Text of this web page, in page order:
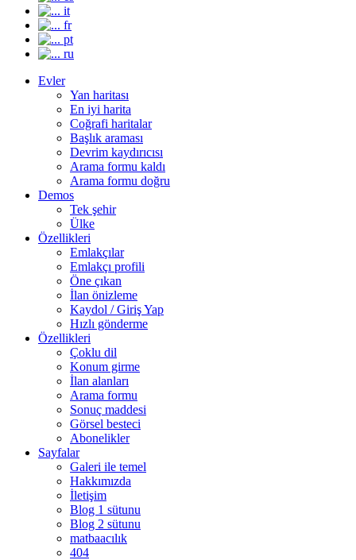
it
fr
pt
ru
Evler
Yan haritası
En iyi harita
Coğrafi haritalar
Başlık araması
Devrim kaydırıcısı
Arama formu kaldı
Arama formu doğru
Demos
Tek şehir
Ülke
Özellikleri
Emlakçılar
Emlakçı profili
Öne çıkan
İlan önizleme
Kaydol / Giriş Yap
Hızlı gönderme
Özellikleri
Çoklu dil
Konum girme
İlan alanları
Arama formu
Sonuç maddesi
Görsel besteci
Abonelikler
Sayfalar
Galeri ile temel
Hakkımızda
İletişim
Blog 1 sütunu
Blog 2 sütunu
matbaacılık
404